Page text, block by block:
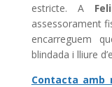
estricte. A
assessorament
encarreguem
blindada i lliure
Contacta amb